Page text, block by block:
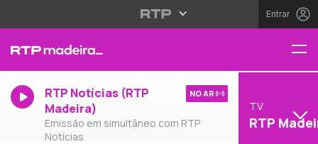
Entrar
RTP Notícias (RTP
Madeira)
Emissão em simultâneo com RTP
Notícias
NO AR
TV
RTP